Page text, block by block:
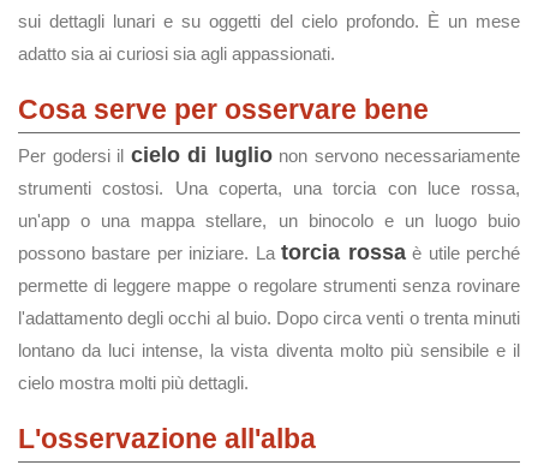
sui dettagli lunari e su oggetti del cielo profondo. È un mese
adatto sia ai curiosi sia agli appassionati.
Cosa serve per osservare bene
Per godersi il cielo di luglionon servono necessariamente
strumenti costosi. Una coperta, una torcia con luce rossa,
un'app o una mappa stellare, un binocolo e un luogo buio
possono bastare per iniziare. Latorcia rossaè utile perché
permette di leggere mappe o regolare strumenti senza rovinare
l'adattamento degli occhi al buio. Dopo circa venti o trenta minuti
lontano da luci intense, la vista diventa molto più sensibile e il
cielo mostra molti più dettagli.
L'osservazione all'alba